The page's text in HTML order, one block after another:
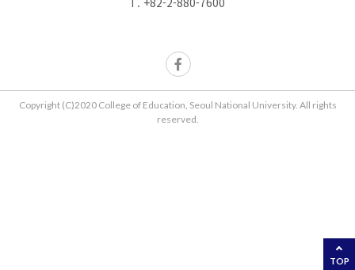
TOP
Copyright (C)2020 College of Education, Seoul National University. All rights
reserved.